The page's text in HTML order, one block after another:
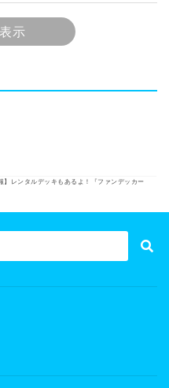
示
】レンタルデッキもあるよ！『ファンデッカー